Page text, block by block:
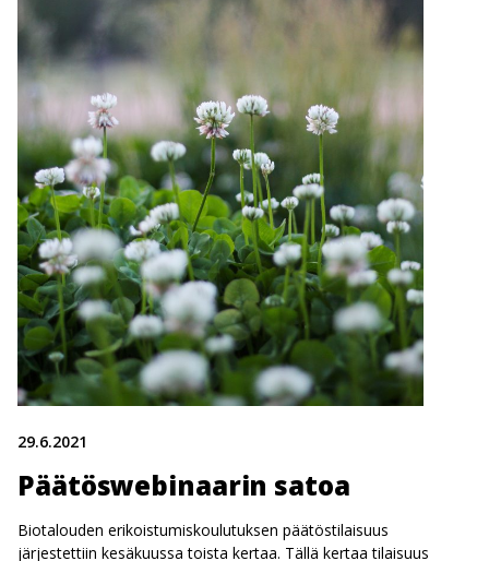
29.6.2021
Päätöswebinaarin satoa
Biotalouden erikoistumiskoulutuksen päätöstilaisuus
järjestettiin kesäkuussa toista kertaa. Tällä kertaa tilaisuus